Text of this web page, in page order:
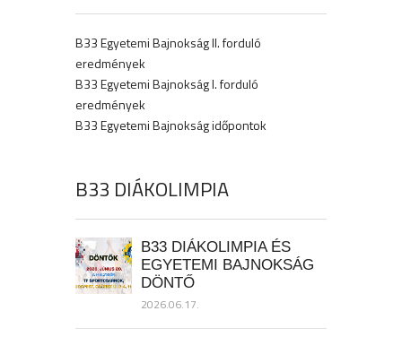
B33 Egyetemi Bajnokság II. forduló
eredmények
B33 Egyetemi Bajnokság I. forduló
eredmények
B33 Egyetemi Bajnokság időpontok
B33 DIÁKOLIMPIA
B33 DIÁKOLIMPIA ÉS
EGYETEMI BAJNOKSÁG
DÖNTŐ
2026.06.17.